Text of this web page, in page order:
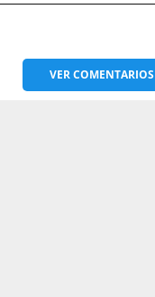
VERCOMENTARIOS